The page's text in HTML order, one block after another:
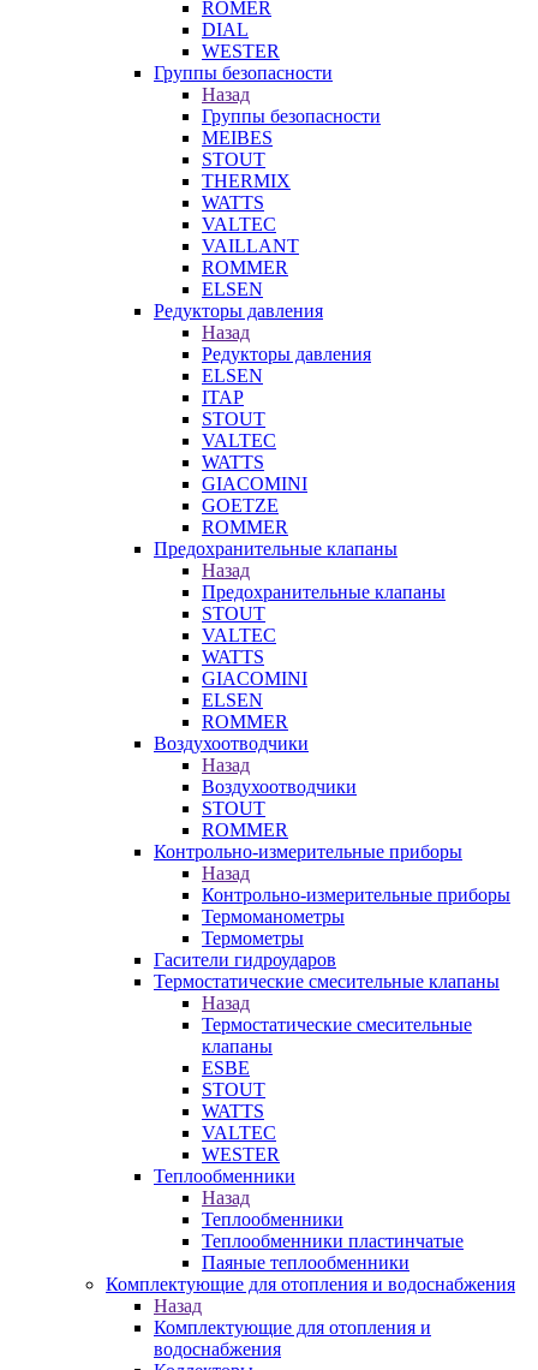
ROMER
DIAL
WESTER
Группы безопасности
Назад
Группы безопасности
MEIBES
STOUT
THERMIX
WATTS
VALTEC
VAILLANT
ROMMER
ELSEN
Редукторы давления
Назад
Редукторы давления
ELSEN
ITAP
STOUT
VALTEC
WATTS
GIACOMINI
GOETZE
ROMMER
Предохранительные клапаны
Назад
Предохранительные клапаны
STOUT
VALTEC
WATTS
GIACOMINI
ELSEN
ROMMER
Воздухоотводчики
Назад
Воздухоотводчики
STOUT
ROMMER
Контрольно-измерительные приборы
Назад
Контрольно-измерительные приборы
Термоманометры
Термометры
Гасители гидроударов
Термостатические смесительные клапаны
Назад
Термостатические смесительные
клапаны
ESBE
STOUT
WATTS
VALTEC
WESTER
Теплообменники
Назад
Теплообменники
Теплообменники пластинчатые
Паяные теплообменники
Комплектующие для отопления и водоснабжения
Назад
Комплектующие для отопления и
водоснабжения